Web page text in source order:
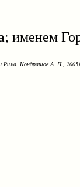
именем
Рима. Кондрашов А. П., 2005)